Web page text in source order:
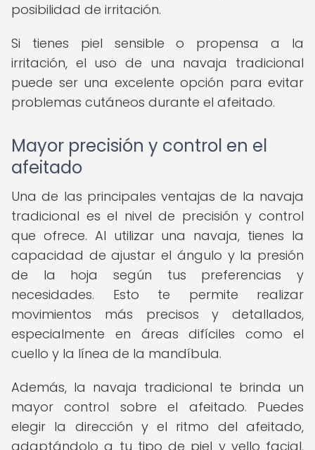
posibilidad de irritación.
Si tienes piel sensible o propensa a la
irritación, el uso de una navaja tradicional
puede ser una excelente opción para evitar
problemas cutáneos durante el afeitado.
Mayor precisión y control en el
afeitado
Una de las principales ventajas de la navaja
tradicional es el nivel de precisión y control
que ofrece. Al utilizar una navaja, tienes la
capacidad de ajustar el ángulo y la presión
de la hoja según tus preferencias y
necesidades. Esto te permite realizar
movimientos más precisos y detallados,
especialmente en áreas difíciles como el
cuello y la línea de la mandíbula.
Además, la navaja tradicional te brinda un
mayor control sobre el afeitado. Puedes
elegir la dirección y el ritmo del afeitado,
adaptándolo a tu tipo de piel y vello facial.